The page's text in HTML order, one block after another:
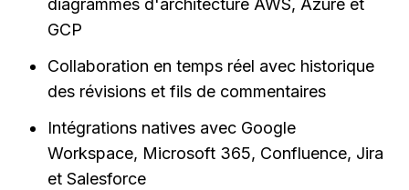
diagrammes d'architecture AWS, Azure et
GCP
Collaboration en temps réel avec historique
des révisions et fils de commentaires
Intégrations natives avec Google
Workspace, Microsoft 365, Confluence, Jira
et Salesforce